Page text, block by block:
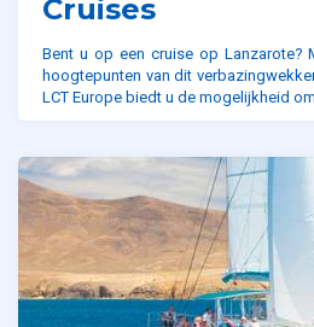
Cruises
Bent u op een cruise op Lanzarote?
hoogtepunten van dit
LCT Europe biedt u de mogelijkheid